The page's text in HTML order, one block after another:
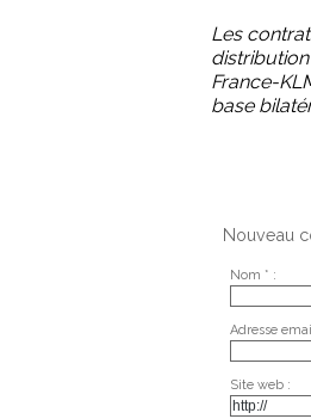
Les
France-
base
Nouveau
Nom * :
Adresse
Site web :